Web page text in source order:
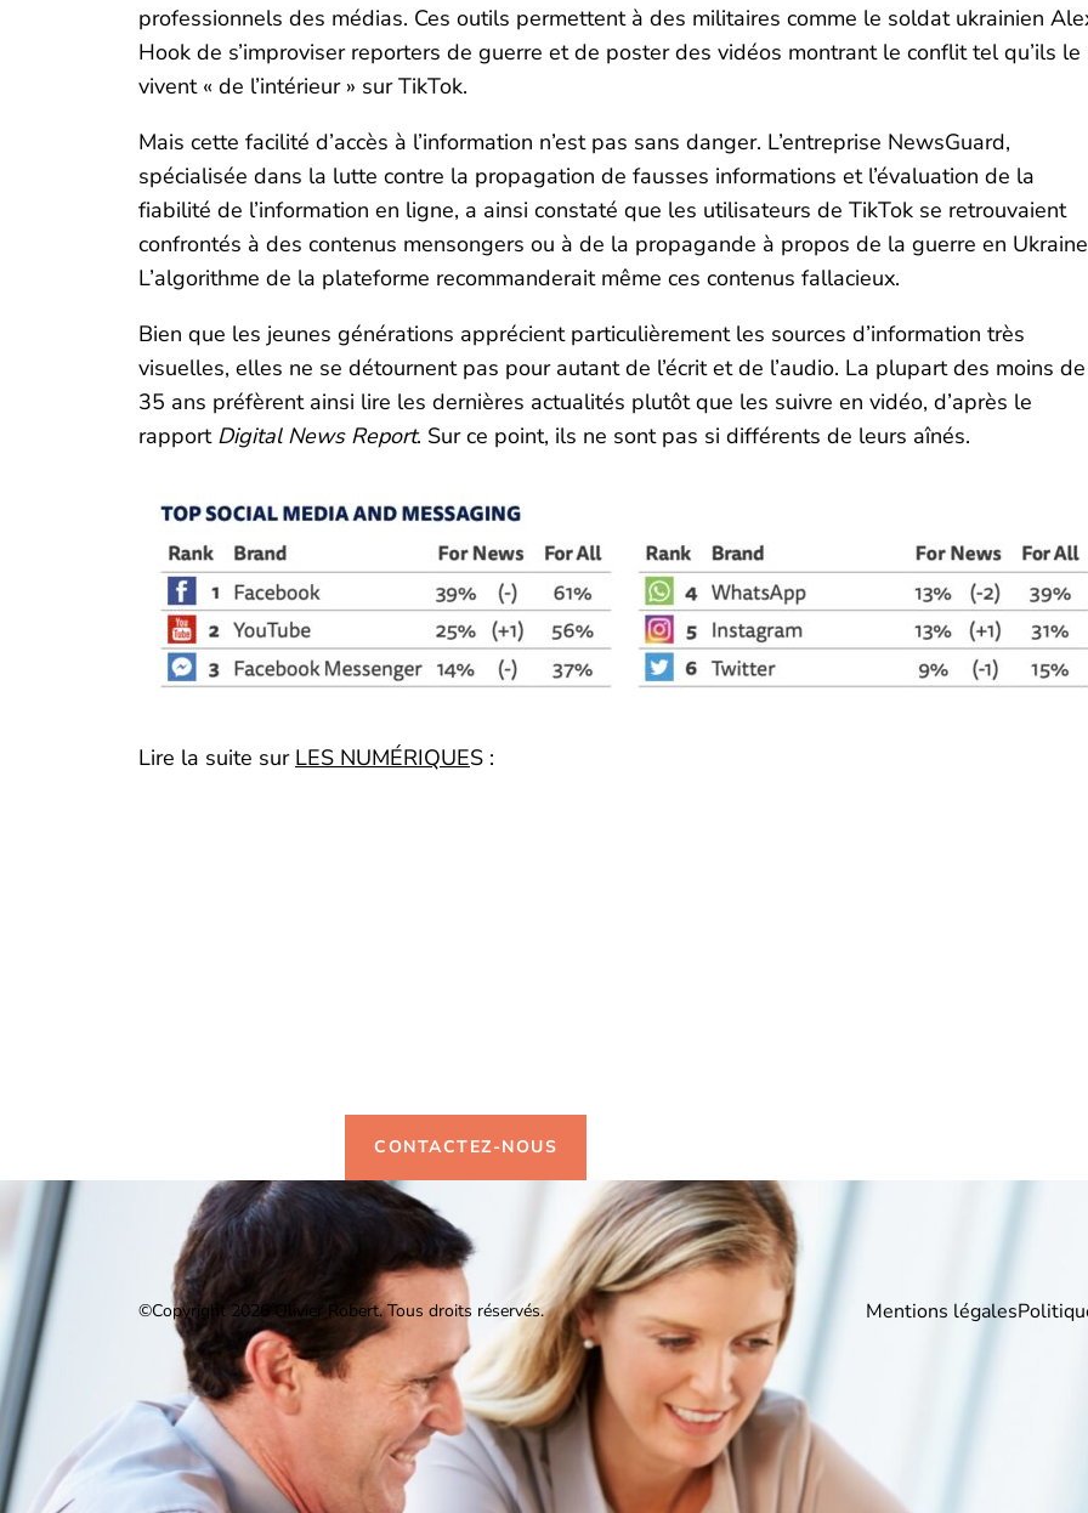
professionnels des médias. Ces outils permettent à des militaires comme le soldat ukrainien
Hook de s’improviser reporters de guerre et de poster des vidéos montrant le conflit tel qu’ils le
vivent « de l’intérieur » sur TikTok.
Mais cette facilité d’accès à l’information n’est pas sans danger. L’entreprise NewsGuard,
spécialisée dans la lutte contre la propagation de fausses informations et l’évaluation de la
fiabilité de l’information en ligne, a ainsi constaté que les utilisateurs de TikTok se retrouvaient
confrontés à des contenus mensongers ou à de la propagande à propos de la guerre en
L’algorithme de la plateforme recommanderait même ces contenus fallacieux.
Bien que les jeunes générations apprécient particulièrement les sources d’information très
visuelles, elles ne se détournent pas pour autant de l’écrit et de l’audio. La plupart des moins de
35 ans préfèrent ainsi lire les dernières actualités plutôt que les suivre en vidéo, d’après le
rapport Digital News Report. Sur ce point, ils ne sont pas si différents de leurs aînés.
Lire la suite sur LES NUMÉRIQUES :
CONTACTEZ-NOUS
©Copyright 2026 Olivier Robert.Tous droits réservés. Mentions légales